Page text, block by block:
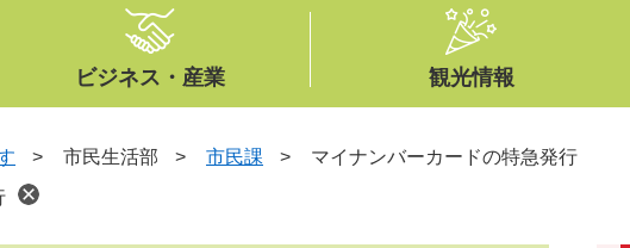
ビジネス・産業 観光情報
> 市民生活部 > 市民課 > マイナンバーカードの特急発行